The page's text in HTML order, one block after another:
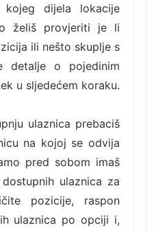
dijela lokacije
želiš provjeriti je li
ili nešto skuplje s
detalje o pojedinim
u sljedećem koraku.
ulaznica prebaciš
na kojoj se odvija
pred sobom imaš
ulaznica za
pozicije, raspon
ulaznica po opciji i,